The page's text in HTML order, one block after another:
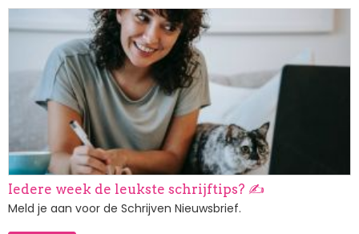
Iedere week de leukste schrijftips? ✍️
Meld je aan voor de Schrijven Nieuwsbrief.